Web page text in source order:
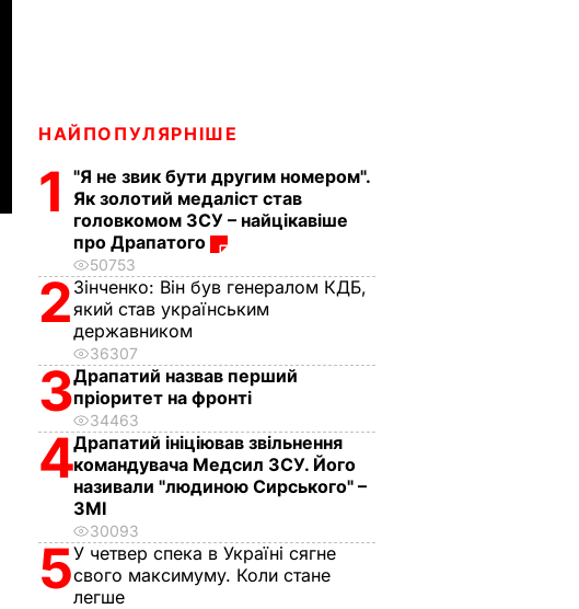
НАЙПОПУЛЯРНІШЕ
1
"Я не звик бути другим номером".
Як золотий медаліст став
головкомом ЗСУ – найцікавіше
про Драпатого
50753
2 Зінченко: Він був генералом КДБ,
який став українським
державником
36307
3Драпатий назвав перший
пріоритет на фронті
34463
4Драпатий ініціював звільнення
командувача Медсил ЗСУ. Його
називали "людиною Сирського" –
ЗМІ
30093
5У четвер спека в Україні сягне
свого максимуму. Коли стане
легше